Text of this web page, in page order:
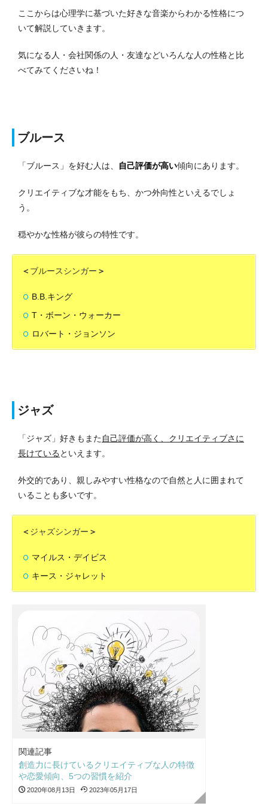
ここからは心理学に基づいた好きな音楽からわかる性格につ
いて解説していきます。
気になる人・会社関係の人・友達などいろんな人の性格と比
べてみてくださいね！
ブルース
「ブルース」を好む人は、 自己評価が高い傾向にあります。
クリエイティブな才能をもち、かつ外向性といえるでしょ
う。
穏やかな性格が彼らの特性です。
＜ ブルースシンガー ＞
B.B.キング
T・ボーン・ウォーカー
ロバート・ジョンソン
ジャズ
「ジャズ」好きもまた自己評価が高く、クリエイティブさに
長けている といえます。
外交的であり、親しみやすい性格なので自然と人に囲まれて
いることも多いです。
＜ ジャズシンガー ＞
マイルス・デイビス
キース・ジャレット
関連記事
創造力に長けているクリエイティブな人の特徴
や恋愛傾向、5つの習慣を紹介
2020年08月13日 2023年05月17日